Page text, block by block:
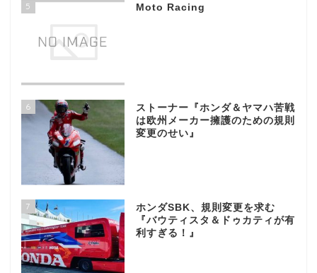
5 Moto Racing
6
ストーナー『ホンダ＆ヤマハ苦戦
は欧州メーカー擁護のための規則
変更のせい』
7
ホンダSBK、規則変更を求む
『バウティスタ＆ドゥカティが有
利すぎる！』